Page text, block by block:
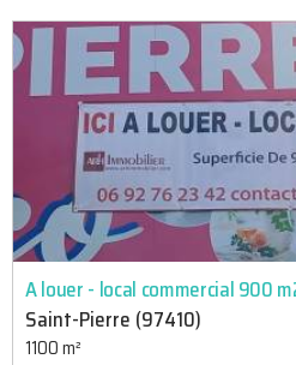
A louer - local commercial 900
Saint-Pierre (97410)
1100 m²